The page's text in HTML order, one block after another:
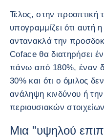
Τέλος, στην προοπτική
υπογραμμίζει ότι αυτή
αντανακλά την
Coface θα διατηρήσει
πάνω από 180%, έναν
30% και ότι ο όμιλος
ανάληψη κινδύνου ή
περιουσιακών
Μια "υψηλού